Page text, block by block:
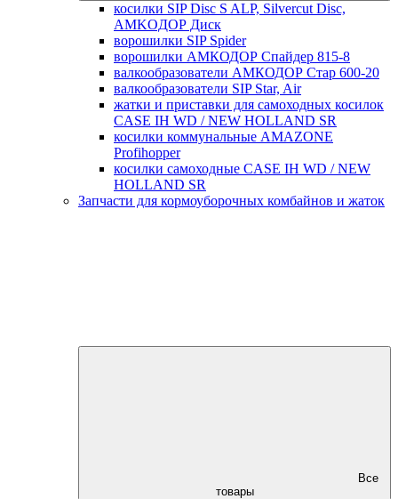
косилки SIP Disc S ALP, Silvercut Disc,
AMKOДОР Диск
ворошилки SIP Spider
ворошилки АМКОДОР Спайдер 815-8
валкообразователи АМКОДОР Стар 600-20
валкообразователи SIP Star, Air
жатки и приставки для самоходных косилок
CASE IH WD / NEW HOLLAND SR
косилки коммунальные AMAZONE
Profihopper
косилки самоходные CASE IH WD / NEW
HOLLAND SR
Запчасти для кормоуборочных комбайнов и жаток
Все
товары